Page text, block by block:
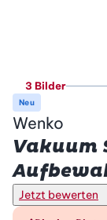
3 Bilder
Neu
Wenko
Vakuum
Jetzt bewerten